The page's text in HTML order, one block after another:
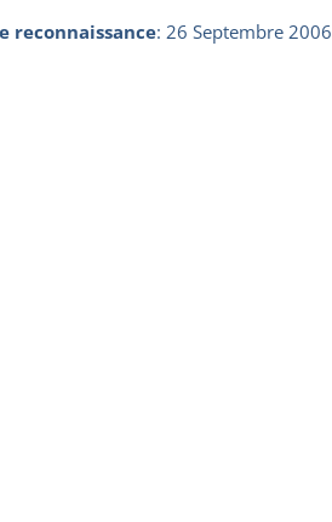
reconnaissance: 26 Septembre 2006